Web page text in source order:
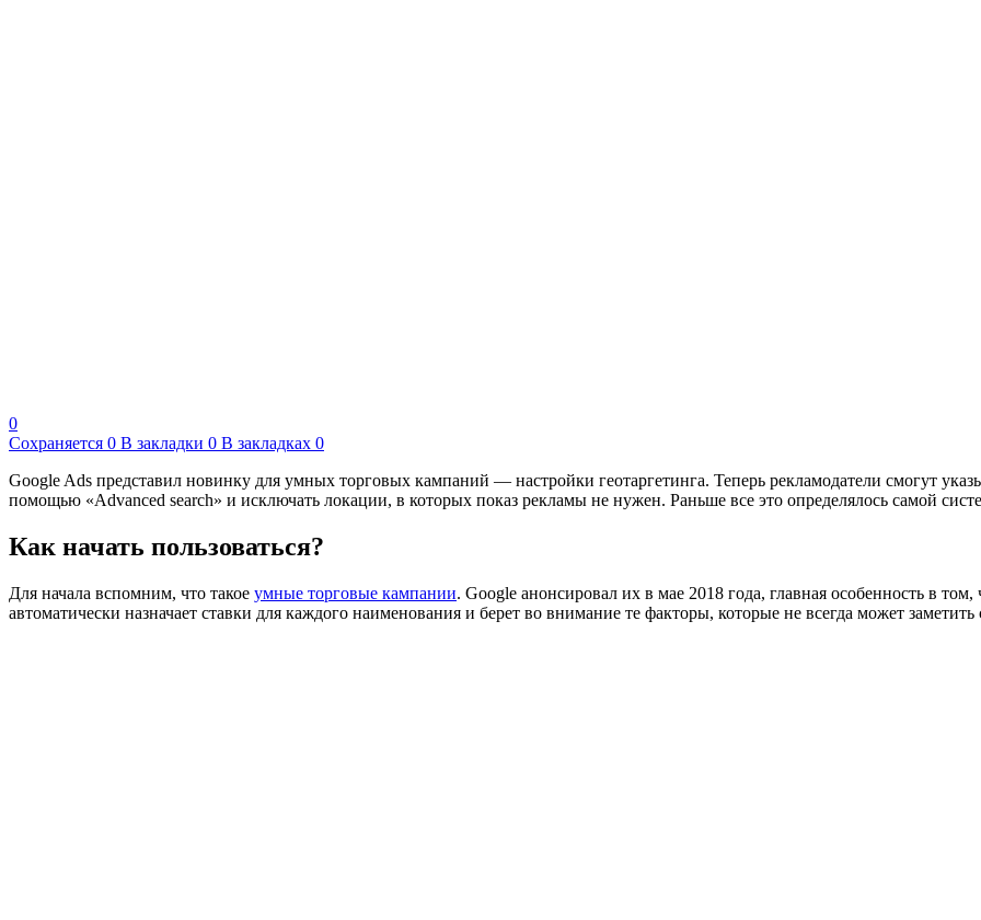
0
Сохраняется 0 В закладки 0 В закладках 0
Google Ads представил новинку для умных торговых кампаний — настройки геотаргетинга. Теперь рекламодатели смогут
помощью «Advanced search» и исключать локации, в которых показ рекламы не нужен. Раньше все это определялось самой
Как начать пользоваться?
Для начала вспомним, что такое умные торговые кампании. Google анонсировал их в мае 2018 года, главная особенность в
автоматически назначает ставки для каждого наименования и берет во внимание те факторы, которые не всегда может